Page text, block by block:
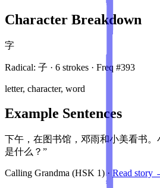
Character Breakdown
字
Radical: 子 · 6 strokes · Freq #393
letter, character, word
Example Sentences
下午，在图书馆，邓雨和小美看书
是什么？”
Calling Grandma (HSK 1) · Read story